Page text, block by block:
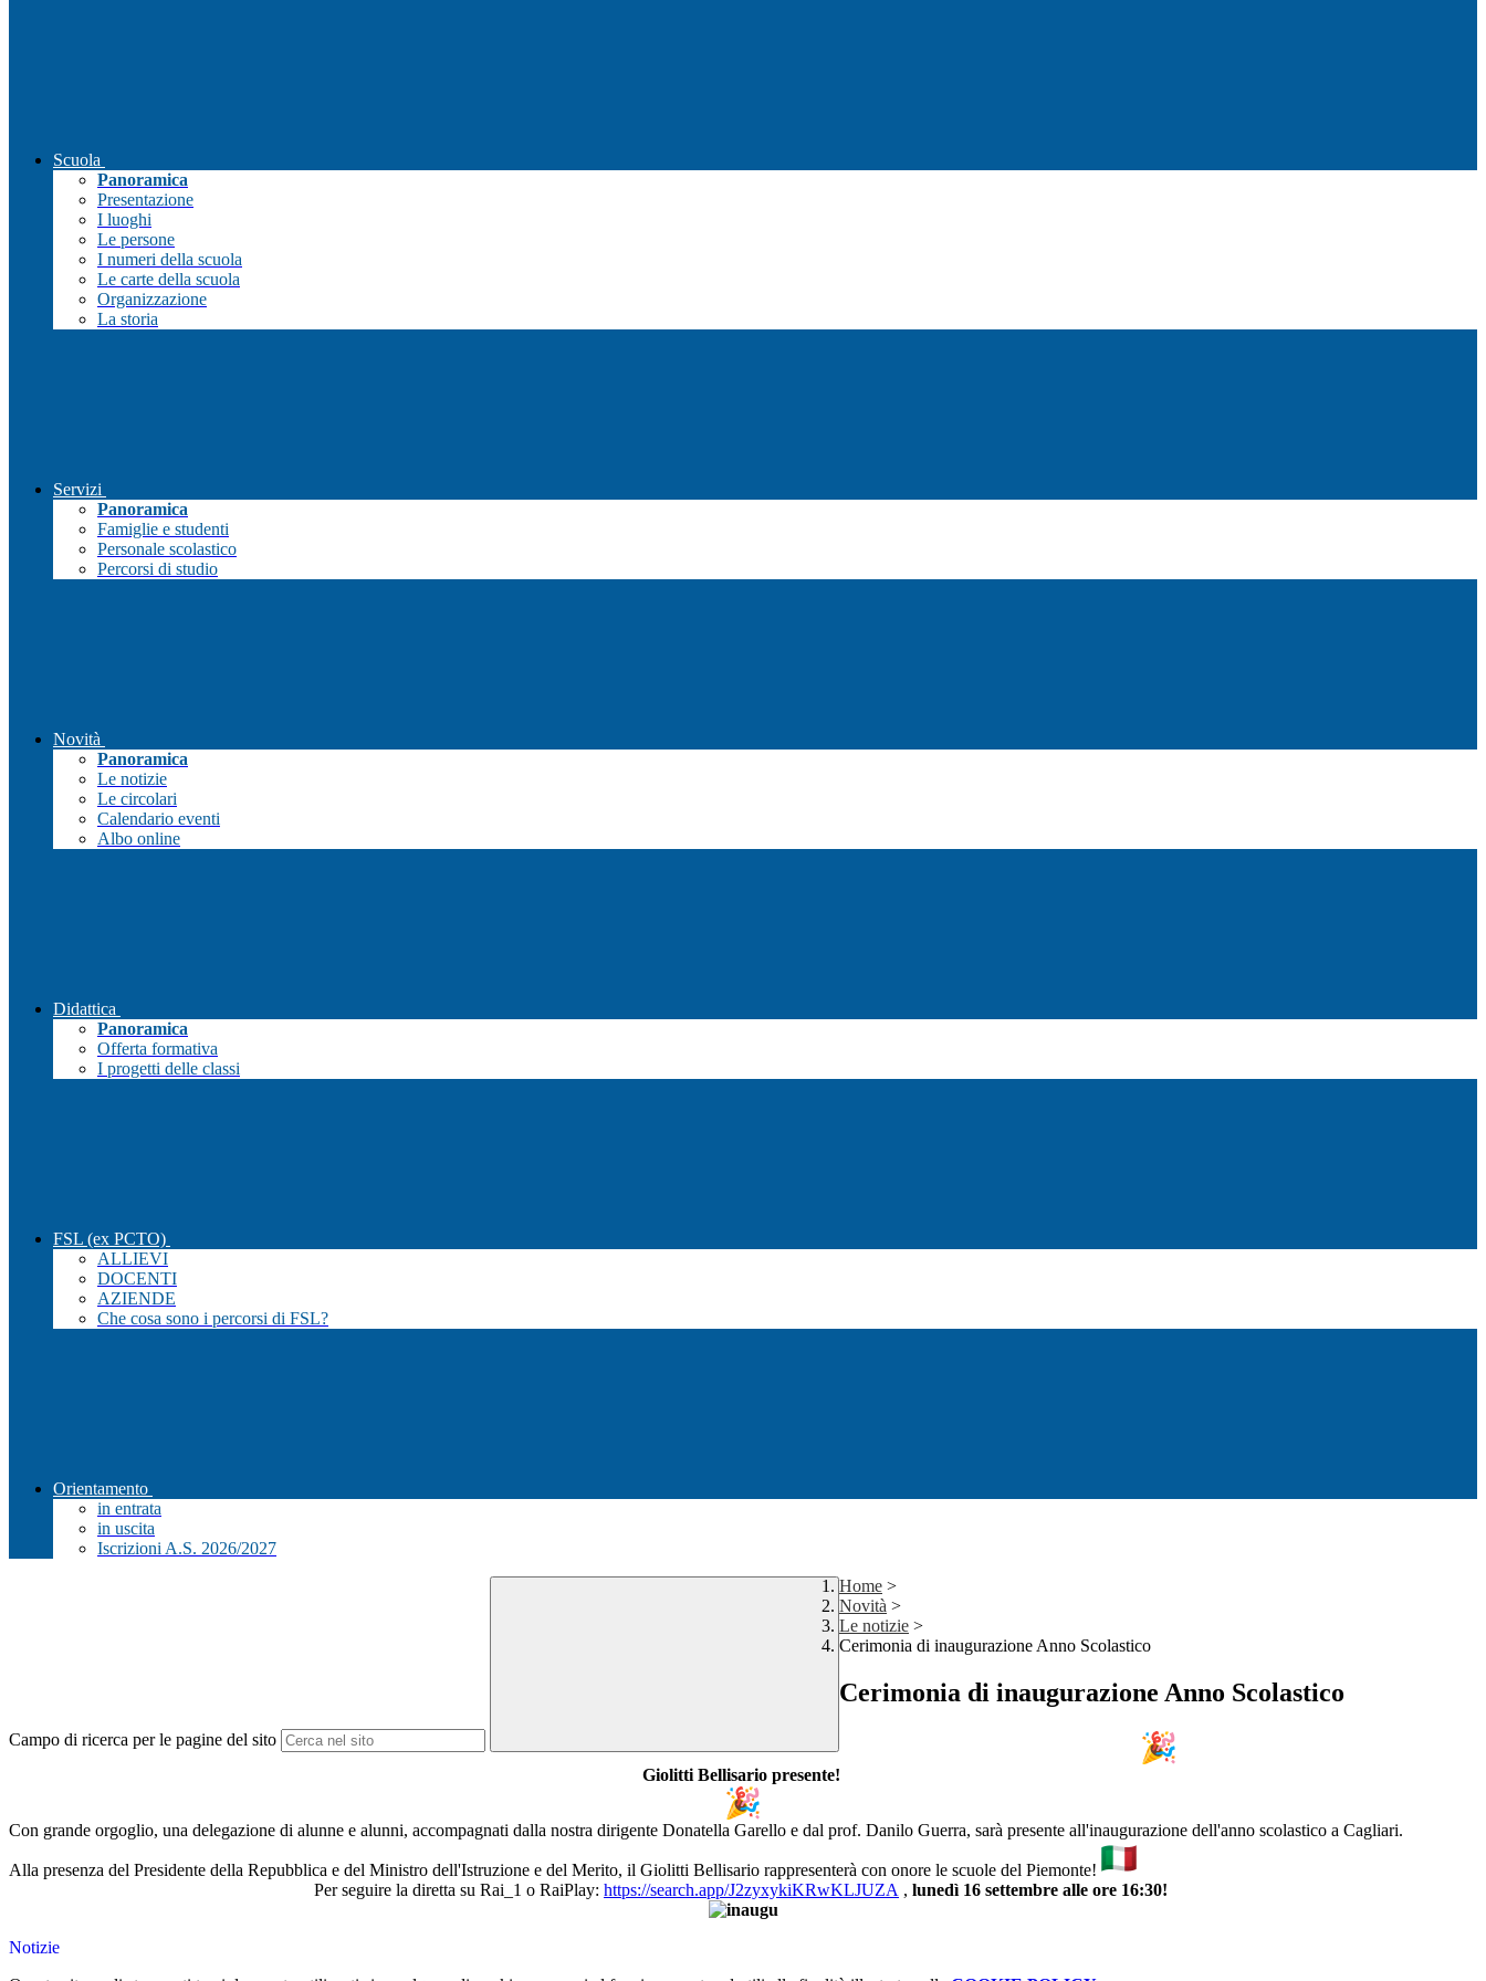
Scuola
Panoramica
Presentazione
I luoghi
Le persone
I numeri della scuola
Le carte della scuola
Organizzazione
La storia
Servizi
Panoramica
Famiglie e studenti
Personale scolastico
Percorsi di studio
Novità
Panoramica
Le notizie
Le circolari
Calendario eventi
Albo online
Didattica
Panoramica
Offerta formativa
I progetti delle classi
FSL (ex PCTO)
ALLIEVI
DOCENTI
AZIENDE
Che cosa sono i percorsi di FSL?
Orientamento
in entrata
in uscita
Iscrizioni A.S. 2026/2027
Campo di ricerca per le pagine del sito
Home >
Novità >
Le notizie >
Cerimonia di inaugurazione Anno Scolastico
Cerimonia di inaugurazione Anno Scolastico
Giolitti Bellisario presente!
Con grande orgoglio, una delegazione di alunne e alunni, accompagnati dalla nostra dirigente Donatella Garello e dal prof. Danilo Guerra, sarà presente all'inaugurazione dell'anno scolastico a Cagliari.
Alla presenza del Presidente della Repubblica e del Ministro dell'Istruzione e del Merito, il Giolitti Bellisario rappresenterà con onore le scuole del Piemonte!
Per seguire la diretta su Rai_1 o RaiPlay: https://search.app/J2zyxykiKRwKLJUZA , lunedì 16 settembre alle ore 16:30!
Notizie